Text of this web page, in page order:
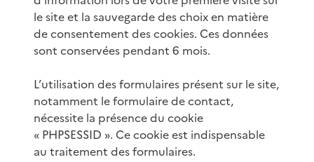
le site et la sauvegarde des choix en matière
de consentement des cookies. Ces données
sont conservées pendant 6 mois.
L’utilisation des formulaires présent sur le site,
notamment le formulaire de contact,
nécessite la présence du cookie
« PHPSESSID ». Ce cookie est indispensable
au traitement des formulaires.